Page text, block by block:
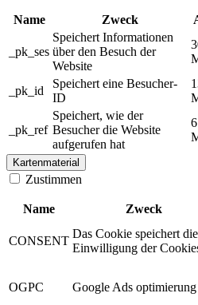
Name Zweck
_pk_ses
Speichert Informationen
über den Besuch der
Website
_pk_id
Speichert eine Besucher-
ID
_pk_ref
Speichert, wie der
Besucher die Website
aufgerufen hat
6
Kartenmaterial
Zustimmen
Name Zweck
CONSENT
Das Cookie speichert die
Einwilligung der
OGPC Google Ads optimierung